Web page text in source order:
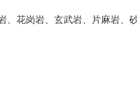
、花岗岩、玄武岩、片麻岩、